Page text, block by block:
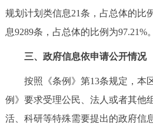
规划计划类信息21条，占总体的比
息9289条，占总体的比例为97.21%。
三、政府信息依申请公开情况
按照《条例》第13条规定，本
例》要求受理公民、法人或者其他
活、科研等特殊需要提出的政府信